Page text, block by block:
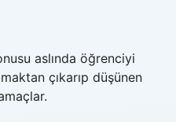
aslında öğrenciyi
çıkarıp düşünen